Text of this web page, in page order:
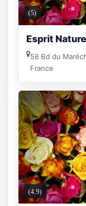
(5)
Esprit Nature
58 Bd du
France
(4.9)